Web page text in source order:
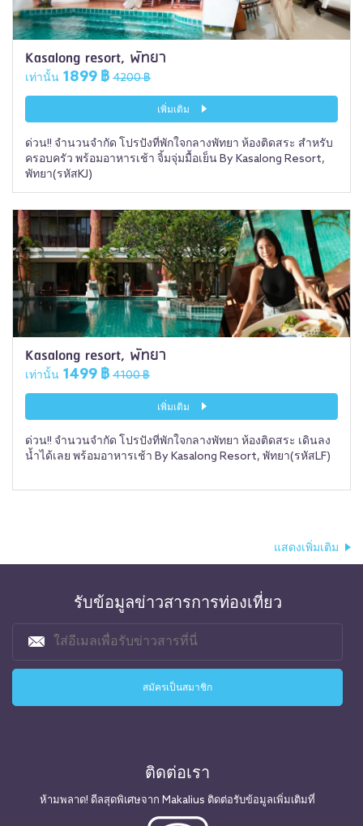
Kasalong resort, พัทยา
เท่านั้น 1899 ฿ 4200 ฿
เพิ่มเติม
ด่วน!! จำนวนจำกัด โปรปังที่พักใจกลางพัทยา ห้องติดสระ สำหรับ
ครอบครัว พร้อมอาหารเช้า จิ้มจุ่มมื้อเย็น By Kasalong Resort,
พัทยา(รหัสKJ)
Kasalong resort, พัทยา
เท่านั้น 1499 ฿ 4100 ฿
เพิ่มเติม
ด่วน!! จำนวนจำกัด โปรปังที่พักใจกลางพัทยา ห้องติดสระ เดินลง
น้ำได้เลย พร้อมอาหารเช้า By Kasalong Resort, พัทยา(รหัสLF)
แสดงเพิ่มเติม
รับข้อมูลข่าวสารการท่องเที่ยว
ติดต่อเรา
ห้ามพลาด! ดีลสุดพิเศษจาก Makalius ติดต่อรับข้อมูลเพิ่มเติมที่